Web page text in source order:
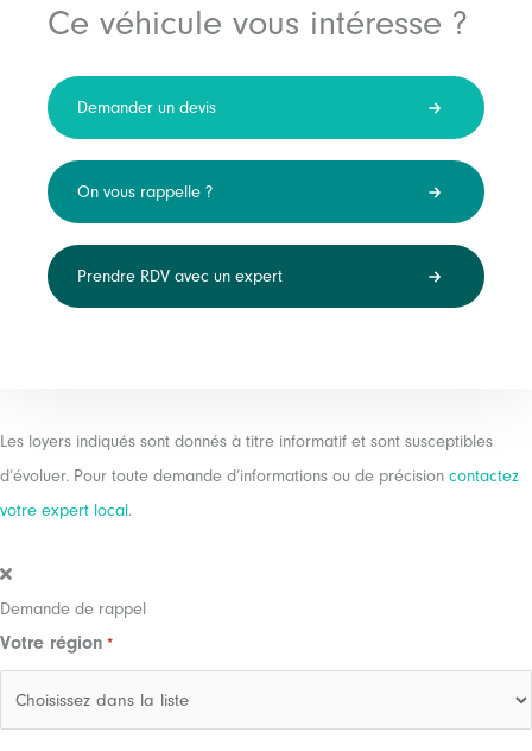
Ce véhicule vous intéresse ?
Demander un devis
On vous rappelle ?
Prendre RDV avec un expert
Les loyers indiqués sont donnés à titre informatif et sont susceptibles
d’évoluer. Pour toute demande d’informations ou de précision contactez
votre expert local.
Demande de rappel
Votre région *